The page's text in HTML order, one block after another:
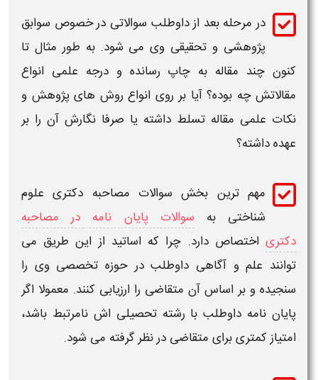
در مرحله بعد از داوطلب سوالاتی در خصوص سوابق
پژوهشی و تحقیقی وی می شود. به طور مثال تا
کنون چند مقاله به چاپ رسانده و درجه علمی انواع
مقالاتش چه بوده؟ آیا بر روی انواع روش های پژوهش و
نکات علمی مقاله تسلط داشته یا صرفا نگارش آن را بر
عهده داشته؟
مهم ترین بخش سوالات مصاحبه دکتری علوم
شناختیبه سوالات پایان نامه در مصاحبه
دکتری اختصاص دارد. چرا که اساتید از این طریق می
توانند علم و آگاهی داوطلب در حوزه تخصصی وی را
سنجیده و بر اساس آن متقاضی را ارزیابی کنند. معمولا اگر
پایان نامه داوطلب با رشته تحصیلی اش نامرتبط باشد،
امتیاز کمتری برای متقاضی در نظر گرفته می شود.